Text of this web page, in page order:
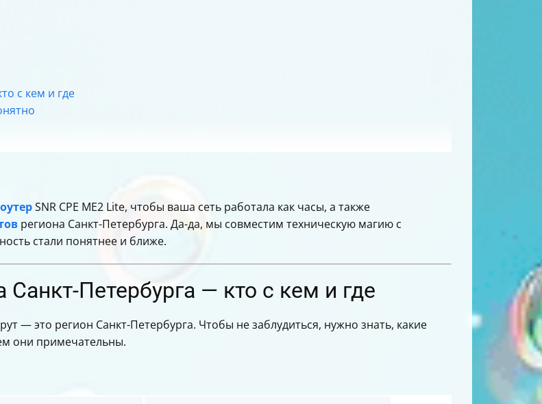
с кем и где
SNR CPE ME2 Lite, чтобы ваша сеть работала как часы, а также
региона Санкт-Петербурга. Да-да, мы совместим техническую магию с
стали понятнее и ближе.
Петербурга — кто с кем и где
— это регион Санкт-Петербурга. Чтобы не заблудиться, нужно знать, какие
они примечательны.